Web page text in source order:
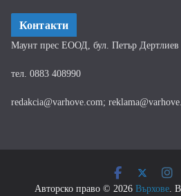
Контакти
Маунт прес ЕООД, бул. Петър Дертлиев
тел. 0883 408990
redakcia@varhove.com;
Авторско право © 2026 Върхове.